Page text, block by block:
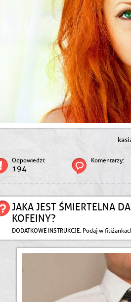
Odpowiedzi:
194
Komentarzy:
JAKA JEST ŚMIERTELNA
KOFEINY?
DODATKOWE INSTRUKCJE: Podaj w